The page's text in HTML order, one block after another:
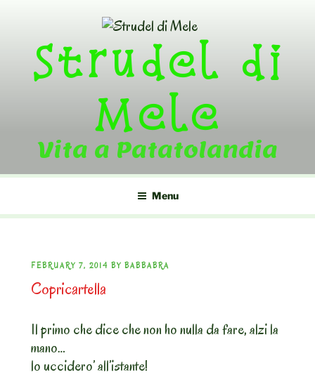
contentStrudel di
Mele
Vita a Patatolandia
Menu
POSTED
ON
FEBRUARY 7, 2014 BY BABBABRA
Copricartella
Il primo che dice che non ho nulla da fare, alzi la
mano…
lo uccidero’ all’istante!